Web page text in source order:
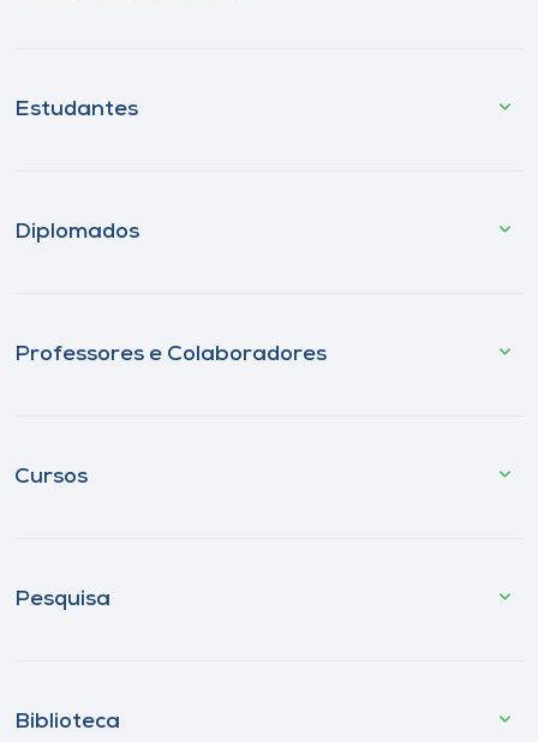
Estudantes
Diplomados
Professores e Colaboradores
Cursos
Pesquisa
Biblioteca